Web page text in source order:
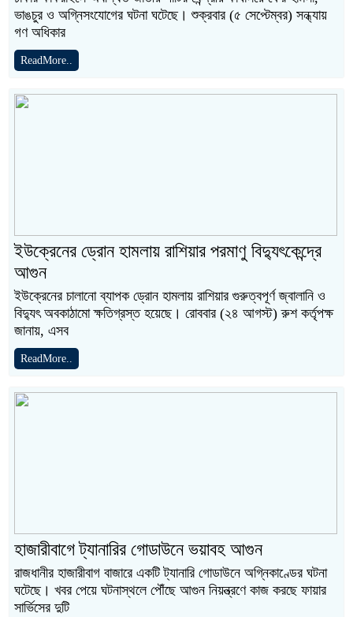
ভাঙচুর ও অগ্নিসংযোগের ঘটনা ঘটেছে। শুক্রবার (৫ সেপ্টেম্বর) সন্ধ্যায়
গণ অধিকার
ReadMore..
ইউক্রেনের ড্রোন হামলায় রাশিয়ার পরমাণু বিদ্যুৎকেন্দ্রে
আগুন
ইউক্রেনের চালানো ব্যাপক ড্রোন হামলায় রাশিয়ার গুরুত্বপূর্ণ জ্বালানি ও
বিদ্যুৎ অবকাঠামো ক্ষতিগ্রস্ত হয়েছে। রোববার (২৪ আগস্ট) রুশ কর্তৃপক্ষ
জানায়, এসব
ReadMore..
হাজারীবাগে ট্যানারির গোডাউনে ভয়াবহ আগুন
রাজধানীর হাজারীবাগ বাজারে একটি ট্যানারি গোডাউনে অগ্নিকাণ্ডের ঘটনা
ঘটেছে। খবর পেয়ে ঘটনাস্থলে পৌঁছে আগুন নিয়ন্ত্রণে কাজ করছে ফায়ার
সার্ভিসের দুটি